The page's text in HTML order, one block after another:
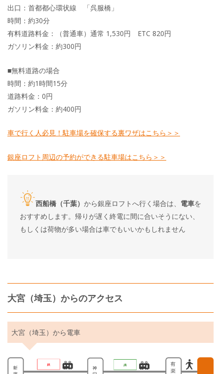
出口：首都都心環状線 「呉服橋」
時間：約30分
有料道路料金：（普通車）通常 1,530円 ETC 820円
ガソリン料金：約300円
■無料道路の場合
時間：約1時間15分
道路料金：0円
ガソリン料金：約400円
車で行く人必見！駐車場を確保する裏ワザはこちら＞＞
銀座ロフト周辺の予約ができる駐車場はこちら＞＞
西船橋（千葉） から銀座ロフトへ行く場合は、 電車を
おすすめします。帰りが遅く終電に間に合いそうにない、
もしくは荷物が多い場合は車でもいいかもしれません
大宮（埼玉）からのアクセス
大宮（埼玉）から電車